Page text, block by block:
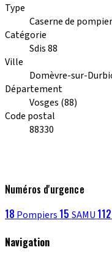
Type
Caserne de pompier
Catégorie
Sdis 88
Ville
Domèvre-sur-
Département
Vosges (88)
Code postal
88330
Numéros d'urgence
18 Pompiers 15 SAMU 112
Navigation